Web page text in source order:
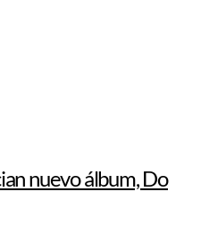
nuevo álbum, Do